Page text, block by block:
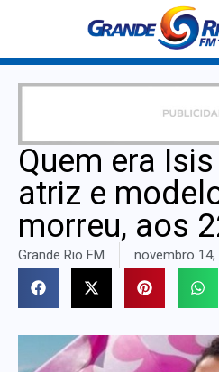
Quem era
atriz e
morreu, aos
Grande Rio FM novembro 14,